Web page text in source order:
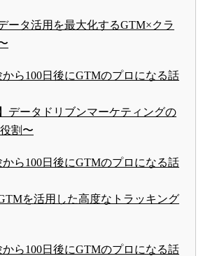
ータ活用を最大化するGTM×クラ
から100日後にGTMのプロになる話
データドリブンマーケティングの
割〜
から100日後にGTMのプロになる話
を活用した高度なトラッキング
から100日後にGTMのプロになる話